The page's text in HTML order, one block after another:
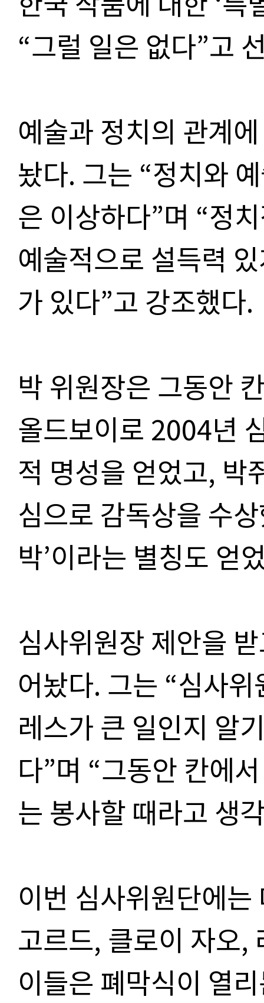
“그럴 일은 없다”고
예술과 정치의 관계
놨다. 그는 “정치와
은 이상하다”며 “정
예술적으로 설득력
가 있다”고 강조했다.
박 위원장은 그동안
올드보이로 2004년
적 명성을 얻었고, 박
심으로 감독상을 수
박’이라는 별칭도 얻
심사위원장 제안을
어놨다. 그는 “심사
레스가 큰 일인지 알
다”며 “그동안 칸에
는 봉사할 때라고 생
이번 심사위원단에는
고르드, 클로이 자오,
이들은 폐막식이 열